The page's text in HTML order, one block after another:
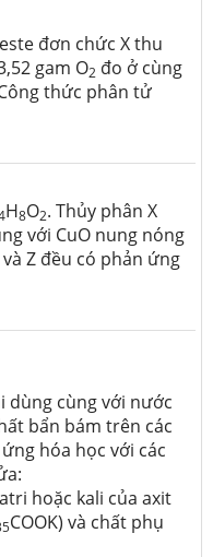
đơn chức X thu
gam O2 đo ở cùng
thức phân tử
H8O2. Thủy phân X
với CuO nung nóng
Z đều có phản ứng
dùng cùng với nước
bẩn bám trên các
hóa học với các
hoặc kali của axit
COOK) và chất phụ